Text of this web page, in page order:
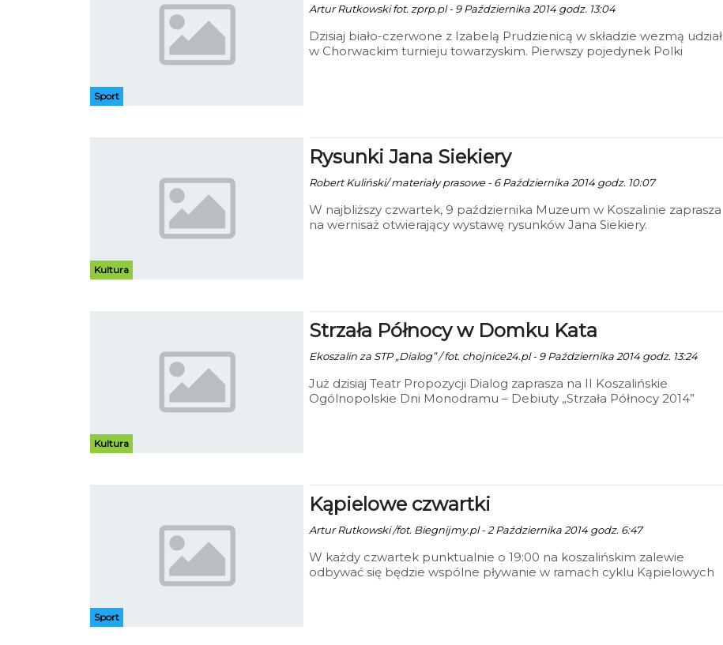
Sport
Artur Rutkowski fot. zprp.pl - 9 Października 2014 godz. 13:04
Dzisiaj biało-czerwone z Izabelą Prudzienicą w składzie wezmą udział
w Chorwackim turnieju towarzyskim. Pierwszy pojedynek Polki
Kultura
Rysunki Jana Siekiery
Robert Kuliński/ materiały prasowe - 6 Października 2014 godz. 10:07
W najbliższy czwartek, 9 października Muzeum w Koszalinie zaprasza
na wernisaż otwierający wystawę rysunków Jana Siekiery.
Kultura
Strzała Północy w Domku Kata
Ekoszalin za STP „Dialog” / fot. chojnice24.pl - 9 Października 2014 godz. 13:24
Już dzisiaj Teatr Propozycji Dialog zaprasza na II Koszalińskie
Ogólnopolskie Dni Monodramu – Debiuty „Strzała Północy 2014”
Sport
Kąpielowe czwartki
Artur Rutkowski /fot. Biegnijmy.pl - 2 Października 2014 godz. 6:47
W każdy czwartek punktualnie o 19:00 na koszalińskim zalewie
odbywać się będzie wspólne pływanie w ramach cyklu Kąpielowych